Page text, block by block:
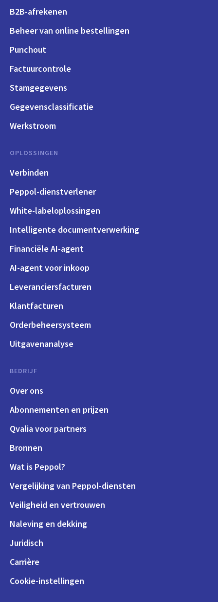
B2B-afrekenen
Beheer van online bestellingen
Punchout
Factuurcontrole
Stamgegevens
Gegevensclassificatie
Werkstroom
OPLOSSINGEN
Verbinden
Peppol-dienstverlener
White-labeloplossingen
Intelligente documentverwerking
Financiële AI-agent
AI-agent voor inkoop
Leveranciersfacturen
Klantfacturen
Orderbeheersysteem
Uitgavenanalyse
BEDRIJF
Over ons
Abonnementen en prijzen
Qvalia voor partners
Bronnen
Wat is Peppol?
Vergelijking van Peppol-diensten
Veiligheid en vertrouwen
Naleving en dekking
Juridisch
Carrière
Cookie-instellingen